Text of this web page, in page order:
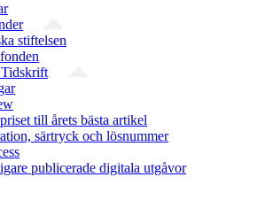
stiftelsen
till årets bästa artikel
särtryck och lösnummer
publicerade digitala utgåvor